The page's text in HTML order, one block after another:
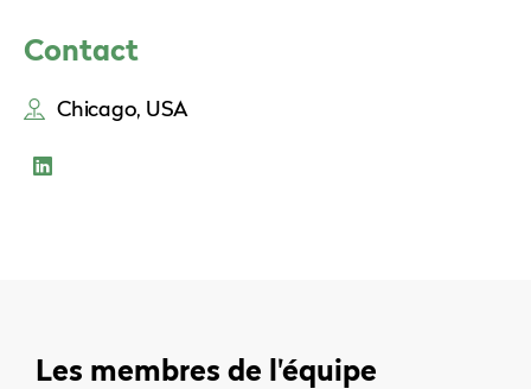
Contact
Chicago, USA
Les membres de l'équipe